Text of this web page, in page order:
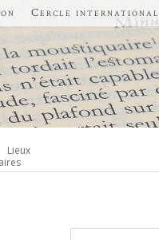
Cercle international
Lieux